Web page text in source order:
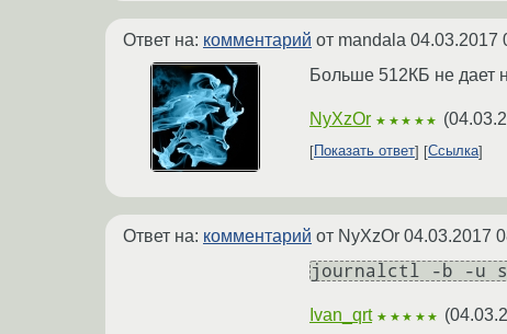
Ответ на: комментарий от mandala 04.03.2017
Больше 512КБ не дает
NyXzOr ★★★★★ (
Показать ответ
Ссылка
Ответ на: комментарий от NyXzOr 04.03.2017
journalctl -b -u
Ivan_qrt ★★★★★ (